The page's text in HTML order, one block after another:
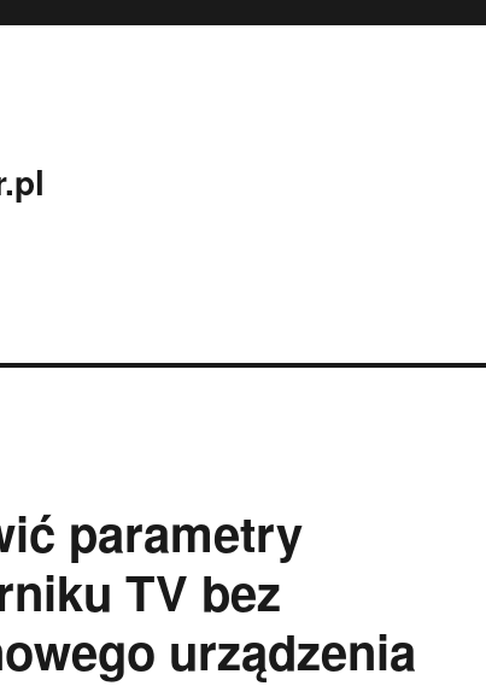
parametry
TV bez
urządzenia